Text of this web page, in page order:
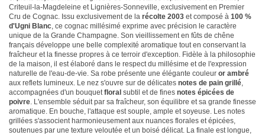
Criteuil-la-Magdeleine et Lignières-Sonneville, exclusivement en Premier
Cru de Cognac. Issu exclusivement de la récolte 2003 et composé à 100 %
d'Ugni Blanc, ce cognac millésimé exprime avec précision le caractère
unique de la Grande Champagne. Son vieillissement en fûts de chêne
français développe une belle complexité aromatique tout en conservant la
fraîcheur et la finesse propres à ce terroir d'exception. Fidèle à la philosophie
de la maison, il est élaboré dans le respect du millésime et de l'expression
naturelle de l'eau-de-vie. Sa robe présente une élégante couleur or ambré
aux reflets lumineux. Le nez s'ouvre sur de délicates notes de pain grillé,
accompagnées d'un bouquetfloral subtil et de fines notes épicées de
poivre. L'ensemble séduit par sa fraîcheur, son équilibre et sa grande finesse
aromatique. En bouche, l'attaque est souple, ample et soyeuse. Les notes
grillées s'associent harmonieusement aux nuances florales et épicées,
soutenues par une texture veloutée et un boisé délicat. La finale est longue,